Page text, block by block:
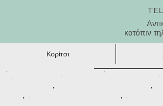
κατόπιν
Κορίτσι